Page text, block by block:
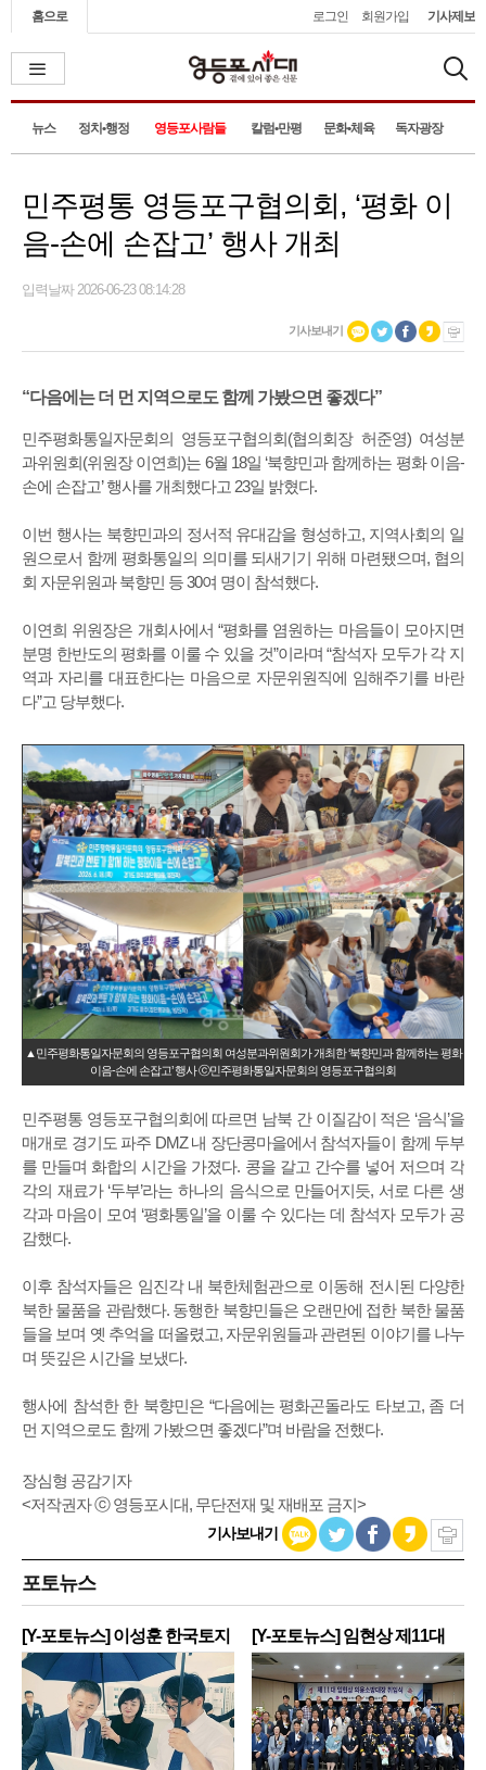
홈으로 로그인 회원가입 기사제보
뉴스 정치•행정 영등포사람들 칼럼•만평 문화•체육 독자광장
민주평통 영등포구협의회, ‘평화 이
음-손에 손잡고’ 행사 개최
입력날짜 2026-06-23 08:14:28
기사보내기
“다음에는 더 먼 지역으로도 함께 가봤으면 좋겠다”
민주평화통일자문회의 영등포구협의회(협의회장 허준영) 여성분
과위원회(위원장 이연희)는 6월 18일 ‘북향민과 함께하는 평화 이음-
손에 손잡고’ 행사를 개최했다고 23일 밝혔다.
이번 행사는 북향민과의 정서적 유대감을 형성하고, 지역사회의 일
원으로서 함께 평화통일의 의미를 되새기기 위해 마련됐으며, 협의
회 자문위원과 북향민 등 30여 명이 참석했다.
이연희 위원장은 개회사에서 “평화를 염원하는 마음들이 모아지면
분명 한반도의 평화를 이룰 수 있을 것”이라며 “참석자 모두가 각 지
역과 자리를 대표한다는 마음으로 자문위원직에 임해주기를 바란
다”고 당부했다.
▲민주평화통일자문회의 영등포구협의회 여성분과위원회가 개최한 ‘북향민과 함께하는 평화
이음-손에 손잡고’ 행사 ⓒ민주평화통일자문회의 영등포구협의회
민주평통 영등포구협의회에 따르면 남북 간 이질감이 적은 ‘음식’을
매개로 경기도 파주 DMZ 내 장단콩마을에서 참석자들이 함께 두부
를 만들며 화합의 시간을 가졌다. 콩을 갈고 간수를 넣어 저으며 각
각의 재료가 ‘두부’라는 하나의 음식으로 만들어지듯, 서로 다른 생
각과 마음이 모여 ‘평화통일’을 이룰 수 있다는 데 참석자 모두가 공
감했다.
이후 참석자들은 임진각 내 북한체험관으로 이동해 전시된 다양한
북한 물품을 관람했다. 동행한 북향민들은 오랜만에 접한 북한 물품
들을 보며 옛 추억을 떠올렸고, 자문위원들과 관련된 이야기를 나누
며 뜻깊은 시간을 보냈다.
행사에 참석한 한 북향민은 “다음에는 평화곤돌라도 타보고, 좀 더
먼 지역으로도 함께 가봤으면 좋겠다”며 바람을 전했다.
장심형 공감기자
<저작권자 ⓒ 영등포시대, 무단전재 및 재배포 금지>
기사보내기
포토뉴스
[Y-포토뉴스] 이성훈 한국토지
주
[Y-포토뉴스] 임현상 제11대
영